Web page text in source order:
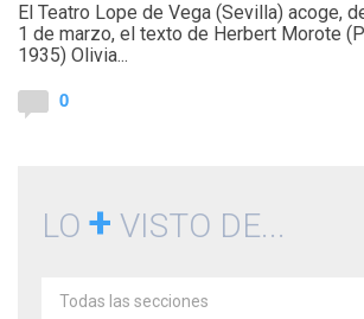
El Teatro Lope de Vega (Sevilla) acoge,
1 de marzo, el texto de Herbert Morote
1935) Olivia...
0
LO + VISTO DE...
Todas las secciones